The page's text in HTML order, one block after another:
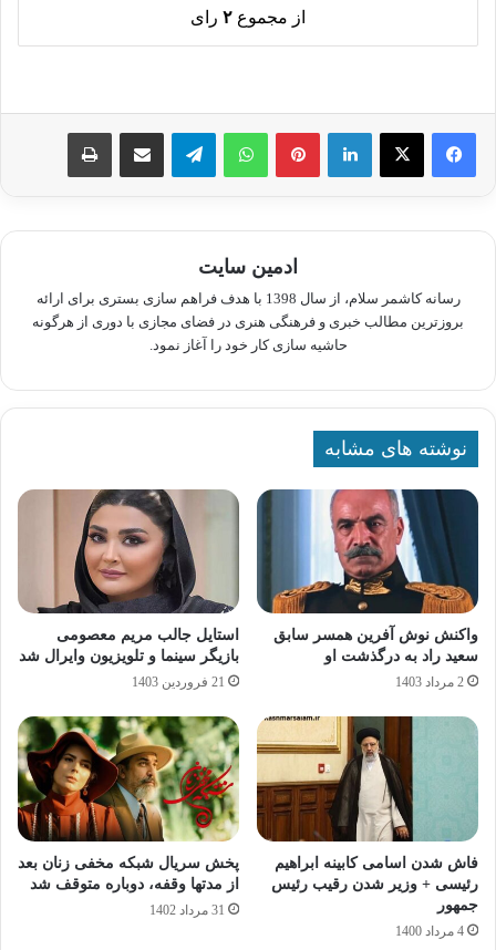
از مجموع ۲ رای
لینکدین پینترستواتس آپ تلگرام اشتراک گذاری از طریق ایمیل چاپ
ادمین سایت
رسانه کاشمر سلام، از سال 1398 با هدف فراهم سازی بستری برای ارائه
بروزترین مطالب خبری و فرهنگی هنری در فضای مجازی با دوری از هرگونه
حاشیه سازی کار خود را آغاز نمود.
نوشته های مشابه
واکنش نوش‌ آفرین همسر سابق
سعید راد به درگذشت او
2 مرداد 1403
استایل جالب مریم معصومی
بازیگر سینما و تلویزیون وایرال شد
21 فروردین 1403
فاش شدن اسامی کابینه ابراهیم
رئیسی + وزیر شدن رقیب رئیس
جمهور
4 مرداد 1400
پخش سریال شبکه مخفی زنان بعد
از مدتها وقفه، دوباره متوقف شد
31 مرداد 1402